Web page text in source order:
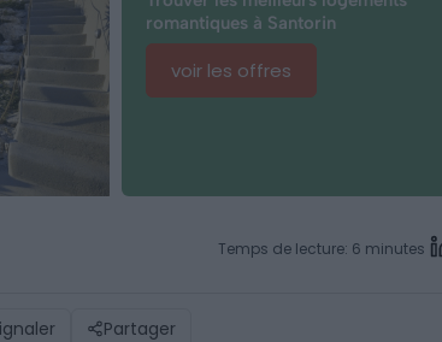
romantiques à Santorin
voir les offres
Temps de lecture: 6 minutes
Partager